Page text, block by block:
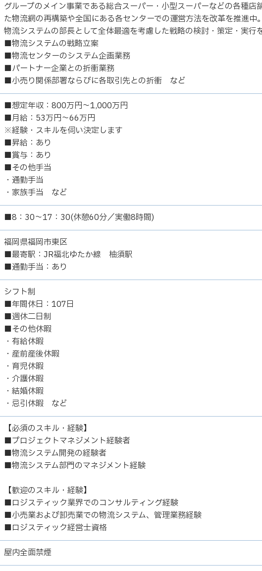
グループのメイン事業である総合スーパー・小型スーパーなどの各種店
た物流網の再構築や全国にある各センターでの運営方法を改革を推進中。
物流システムの部長として全体最適を考慮した戦略の検討・策定・実行
■物流システムの戦略立案
■物流センターのシステム企画業務
■パートナー企業との折衝業務
■小売り関係部署ならびに各取引先との折衝 など
■想定年収：800万円～1,000万円
■月給：53万円～66万円
※経験・スキルを伺い決定します
■昇給：あり
■賞与：あり
■その他手当
・通勤手当
・家族手当 など
■8：30～17：30(休憩60分／実働8時間)
福岡県福岡市東区
■最寄駅：JR福北ゆたか線 柚須駅
■通勤手当：あり
シフト制
■年間休日：107日
■週休二日制
■その他休暇
・有給休暇
・産前産後休暇
・育児休暇
・介護休暇
・結婚休暇
・忌引休暇 など
【必須のスキル・経験】
■プロジェクトマネジメント経験者
■物流システム開発の経験者
■物流システム部門のマネジメント経験
【歓迎のスキル・経験】
■ロジスティック業界でのコンサルティング経験
■小売業および卸売業での物流システム、管理業務経験
■ロジスティック経営士資格
屋内全面禁煙